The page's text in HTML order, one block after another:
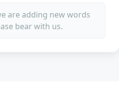
are adding new words
bear with us.